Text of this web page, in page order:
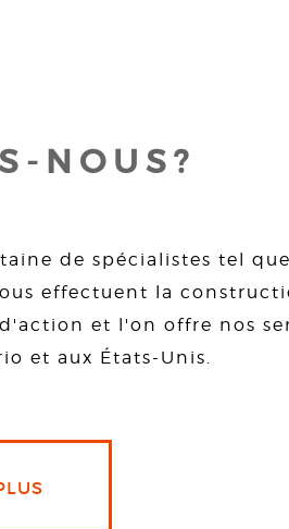
NOUS?
de spécialistes tel que
effectuent la
et l'on offre nos
et aux États-Unis.